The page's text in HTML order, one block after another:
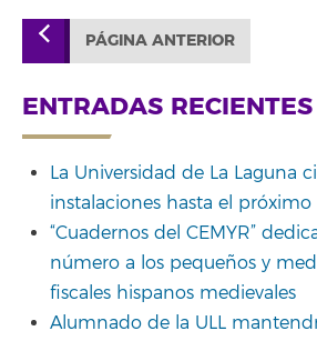
PÁGINA ANTERIOR
ENTRADAS RECIENTES
La Universidad de La Laguna
instalaciones hasta el
“Cuadernos del CEMYR”
número a los pequeños y
fiscales hispanos medievales
Alumnado de la ULL